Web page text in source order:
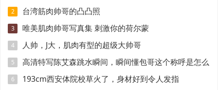
2 台湾筋肉帅哥的凸凸照
3 唯美肌肉帅哥写真集 刺激你的荷尔蒙
4 人帅，J大，肌肉有型的超级大帅哥
5
高清特写陈艾森跳水瞬间，瞬间懂包哥这个称呼是怎么
来的
6 193cm西安体院校草火了，身材好到令人发指